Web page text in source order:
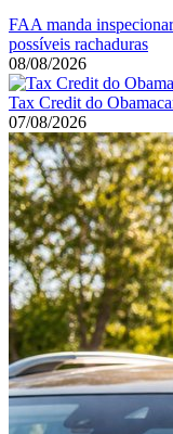
FAA manda
possíveis rachaduras
08/08/2026
Tax Credit do
07/08/2026